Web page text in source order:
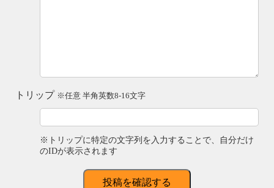
トリップ ※任意 半角英数8-16文字
※トリップに特定の文字列を入力することで、自分だけ
のIDが表示されます
投稿を確認する